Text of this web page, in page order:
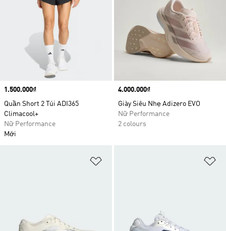
Price
1.500.000₫
Quần Short 2 Túi ADI365
Climacool+
Nữ Performance
Mới
Price
4.000.000₫
Giày Siêu Nhẹ Adizero EVO
Nữ Performance
2 colours